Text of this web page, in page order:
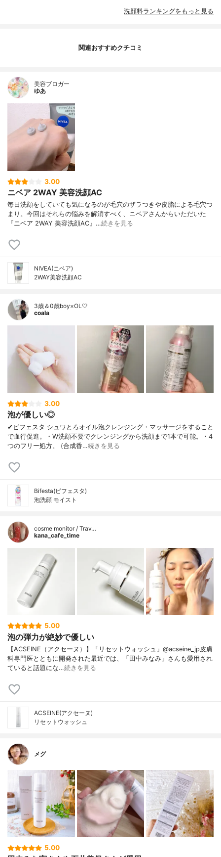
洗顔料ランキングをもっと見る
関連おすすめクチコミ
美容ブロガー
ゆあ
3.00
ニベア 2WAY 美容洗顔AC
毎日洗顔をしていても気になるのが毛穴のザラつきや皮脂による毛穴つ
まり。今回はそれらの悩みを解消すべく、ニベアさんからいただいた
『ニベア 2WAY 美容洗顔AC』…続きを見る
NIVEA(ニベア)
2WAY美容洗顔AC
3歳＆0歳boy×OL🤍
coala
3.00
泡が優しい◎
✔︎ビフェスタ シュワとろオイル泡クレンジング・マッサージをすること
で血行促進。・W洗顔不要でクレンジングから洗顔まで1本で可能。・4
つのフリー処方。 (合成香…続きを見る
Bifesta(ビフェスタ)
泡洗顔 モイスト
cosme monitor / Trav…
kana_cafe_time
5.00
泡の弾力が絶妙で優しい
【ACSEINE（アクセーヌ）】「リセットウォッシュ」@acseine_jp皮膚
科専門医とともに開発された最近では、「田中みなみ」さんも愛用され
ていると話題にな…続きを見る
ACSEINE(アクセーヌ)
リセットウォッシュ
メグ
5.00